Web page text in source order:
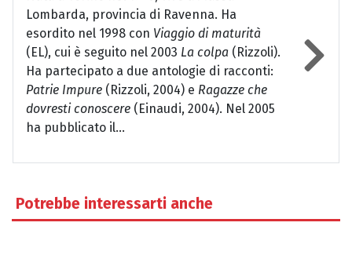
Lombarda, provincia di Ravenna. Ha
esordito nel 1998 con Viaggio di maturità
(EL), cui è seguito nel 2003 La colpa (Rizzoli).
Ha partecipato a due antologie di racconti:
Patrie Impure (Rizzoli, 2004) e Ragazze che
dovresti conoscere (Einaudi, 2004). Nel 2005
ha pubblicato il...
Potrebbe interessarti anche